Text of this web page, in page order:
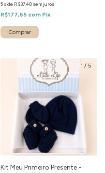
5xde R$37,40 sem juros
R$177,65 com Pix
Comprar
1 / 5
Kit Meu Primeiro Presente -